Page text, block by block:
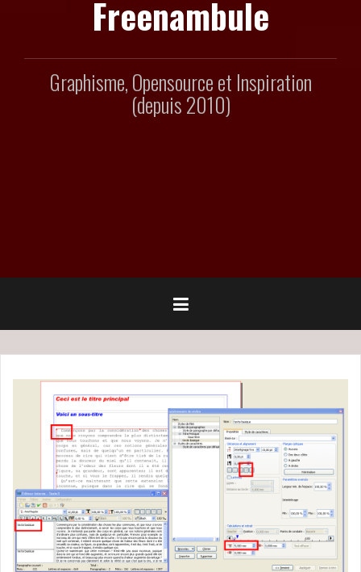
Freenambule
Graphisme, Opensource et Inspiration
(depuis 2010)